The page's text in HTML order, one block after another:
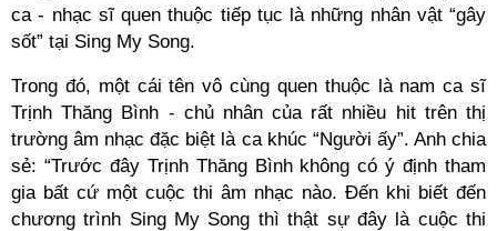
ca - nhạc sĩ quen thuộc tiếp tục là những nhân vật “gây
sốt” tại Sing My Song.
Trong đó, một cái tên vô cùng quen thuộc là nam ca sĩ
Trịnh Thăng Bình - chủ nhân của rất nhiều hit trên thị
trường âm nhạc đặc biệt là ca khúc “Người ấy”. Anh chia
sẻ: “Trước đây Trịnh Thăng Bình không có ý định tham
gia bất cứ một cuộc thi âm nhạc nào. Đến khi biết đến
chương trình Sing My Song thì thật sự đây là cuộc thi